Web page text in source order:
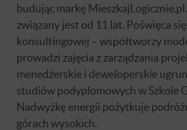
budując markę
związany jest od 11 lat. Poświęca
konsultingowej – współtworzy
prowadzi zajęcia z zarządzania
menedżerskie i deweloperskie
studiów podyplomowych w Szkole
Nadwyżkę energii pożytkuje
górach wysokich.